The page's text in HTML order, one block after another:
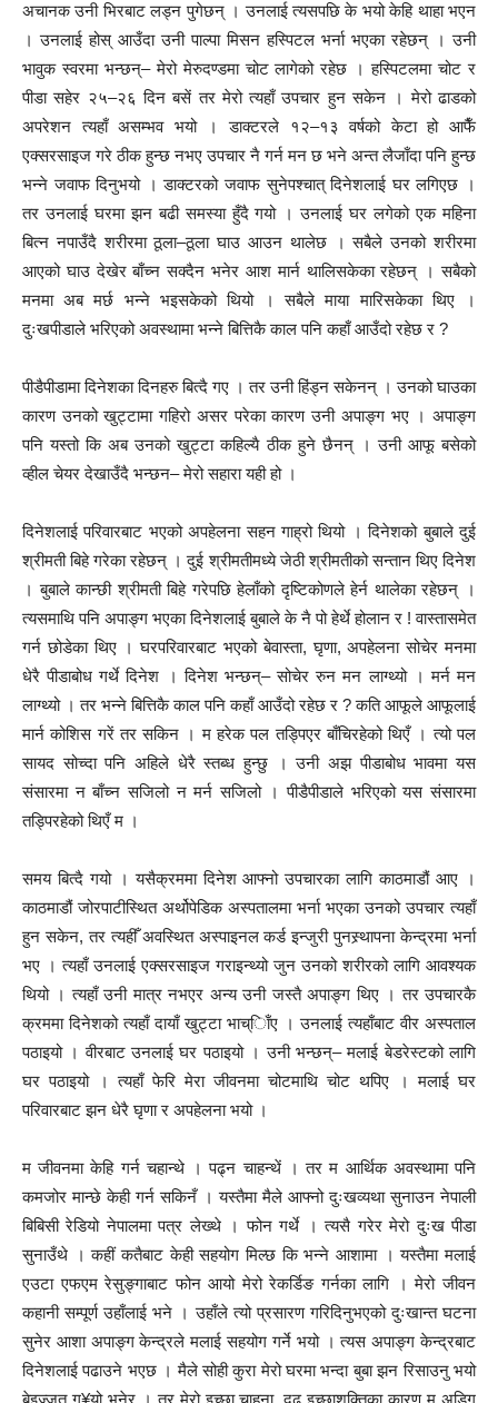
अचानक उनी भिरबाट लड्न पुगेछन् । उनलाई त्यसपछि के भयो केहि थाहा भएन
। उनलाई होस् आउँदा उनी पाल्पा मिसन हस्पिटल भर्ना भएका रहेछन् । उनी
भावुक स्वरमा भन्छन्– मेरो मेरुदण्डमा चोट लागेको रहेछ । हस्पिटलमा चोट र
पीडा सहेर २५–२६ दिन बसें तर मेरो त्यहाँ उपचार हुन सकेन । मेरो ढाडको
अपरेशन त्यहाँ असम्भव भयो । डाक्टरले १२–१३ वर्षको केटा हो आफैँ
एक्सरसाइज गरे ठीक हुन्छ नभए उपचार नै गर्न मन छ भने अन्त लैजाँदा पनि हुन्छ
भन्ने जवाफ दिनुभयो । डाक्टरको जवाफ सुनेपश्चात् दिनेशलाई घर लगिएछ ।
तर उनलाई घरमा झन बढी समस्या हुँदै गयो । उनलाई घर लगेको एक महिना
बित्न नपाउँदै शरीरमा ठूला–ठूला घाउ आउन थालेछ । सबैले उनको शरीरमा
आएको घाउ देखेर बाँच्न सक्दैन भनेर आश मार्न थालिसकेका रहेछन् । सबैको
मनमा अब मर्छ भन्ने भइसकेको थियो । सबैले माया मारिसकेका थिए ।
दुःखपीडाले भरिएको अवस्थामा भन्ने बित्तिकै काल पनि कहाँ आउँदो रहेछ र ?
पीडैपीडामा दिनेशका दिनहरु बित्दै गए । तर उनी हिंड्न सकेनन् । उनको घाउका
कारण उनको खुट्टामा गहिरो असर परेका कारण उनी अपाङ्ग भए । अपाङ्ग
पनि यस्तो कि अब उनको खुट्टा कहिल्यै ठीक हुने छैनन् । उनी आफू बसेको
व्हील चेयर देखाउँदै भन्छन– मेरो सहारा यही हो ।
दिनेशलाई परिवारबाट भएको अपहेलना सहन गाह्रो थियो । दिनेशको बुबाले दुई
श्रीमती बिहे गरेका रहेछन् । दुई श्रीमतीमध्ये जेठी श्रीमतीको सन्तान थिए दिनेश
। बुबाले कान्छी श्रीमती बिहे गरेपछि हेलाँको दृष्टिकोणले हेर्न थालेका रहेछन् ।
त्यसमाथि पनि अपाङ्ग भएका दिनेशलाई बुबाले के नै पो हेर्थे होलान र ! वास्तासमेत
गर्न छोडेका थिए । घरपरिवारबाट भएको बेवास्ता, घृणा, अपहेलना सोचेर मनमा
धेरै पीडाबोध गर्थे दिनेश । दिनेश भन्छन्– सोचेर रुन मन लाग्थ्यो । मर्न मन
लाग्थ्यो । तर भन्ने बित्तिकै काल पनि कहाँ आउँदो रहेछ र ? कति आफूले आफूलाई
मार्न कोशिस गरें तर सकिन । म हरेक पल तड्पिएर बाँचिरहेको थिएँ । त्यो पल
सायद सोच्दा पनि अहिले धेरै स्तब्ध हुन्छु । उनी अझ पीडाबोध भावमा यस
संसारमा न बाँच्न सजिलो न मर्न सजिलो । पीडैपीडाले भरिएको यस संसारमा
तड्पिरहेको थिएँ म ।
समय बित्दै गयो । यसैक्रममा दिनेश आफ्नो उपचारका लागि काठमाडौं आए ।
काठमाडौं जोरपाटीस्थित अर्थोपेडिक अस्पतालमा भर्ना भएका उनको उपचार त्यहाँ
हुन सकेन, तर त्यहीँ अवस्थित अस्पाइनल कर्ड इन्जुरी पुनस्र्थापना केन्द्रमा भर्ना
भए । त्यहाँ उनलाई एक्सरसाइज गराइन्थ्यो जुन उनको शरीरको लागि आवश्यक
थियो । त्यहाँ उनी मात्र नभएर अन्य उनी जस्तै अपाङ्ग थिए । तर उपचारकै
क्रममा दिनेशको त्यहाँ दायाँ खुट्टा भाच्ािँए । उनलाई त्यहाँबाट वीर अस्पताल
पठाइयो । वीरबाट उनलाई घर पठाइयो । उनी भन्छन्– मलाई बेडरेस्टको लागि
घर पठाइयो । त्यहाँ फेरि मेरा जीवनमा चोटमाथि चोट थपिए । मलाई घर
परिवारबाट झन धेरै घृणा र अपहेलना भयो ।
म जीवनमा केहि गर्न चहान्थे । पढ्न चाहन्थें । तर म आर्थिक अवस्थामा पनि
कमजोर मान्छे केही गर्न सकिनँ । यस्तैमा मैले आफ्नो दुःखव्यथा सुनाउन नेपाली
बिबिसी रेडियो नेपालमा पत्र लेख्थे । फोन गर्थे । त्यसै गरेर मेरो दुःख पीडा
सुनाउँथे । कहीं कतैबाट केही सहयोग मिल्छ कि भन्ने आशामा । यस्तैमा मलाई
एउटा एफएम रेसुङ्गाबाट फोन आयो मेरो रेकर्डिङ गर्नका लागि । मेरो जीवन
कहानी सम्पूर्ण उहाँलाई भने । उहाँले त्यो प्रसारण गरिदिनुभएको दुःखान्त घटना
सुनेर आशा अपाङ्ग केन्द्रले मलाई सहयोग गर्ने भयो । त्यस अपाङ्ग केन्द्रबाट
दिनेशलाई पढाउने भएछ । मैले सोही कुरा मेरो घरमा भन्दा बुबा झन रिसाउनु भयो
बेइज्जत ग¥यो भनेर । तर मेरो इच्छा चाहना, दृढ इच्छाशक्तिका कारण म अडिग